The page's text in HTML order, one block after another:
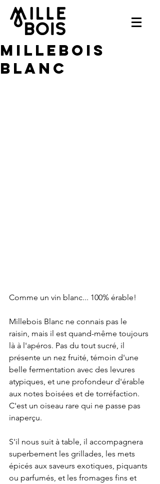
Millebois
Blanc
Comme un vin blanc... 100% érable!
Millebois Blanc ne connais pas le
raisin, mais il est quand-même toujours
là à l'apéros. Pas du tout sucré, il
présente un nez fruité, témoin d'une
belle fermentation avec des levures
atypiques, et une profondeur d'érable
aux notes boisées et de torréfaction.
C'est un oiseau rare qui ne passe pas
inaperçu.
S'il nous suit à table, il accompagnera
superbement les grillades, les mets
épicés aux saveurs exotiques, piquants
ou parfumés, et les fromages fins et